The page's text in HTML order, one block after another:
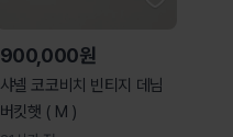
900,000원
샤넬 코코비치 빈티지 데님
버킷햇 ( M )